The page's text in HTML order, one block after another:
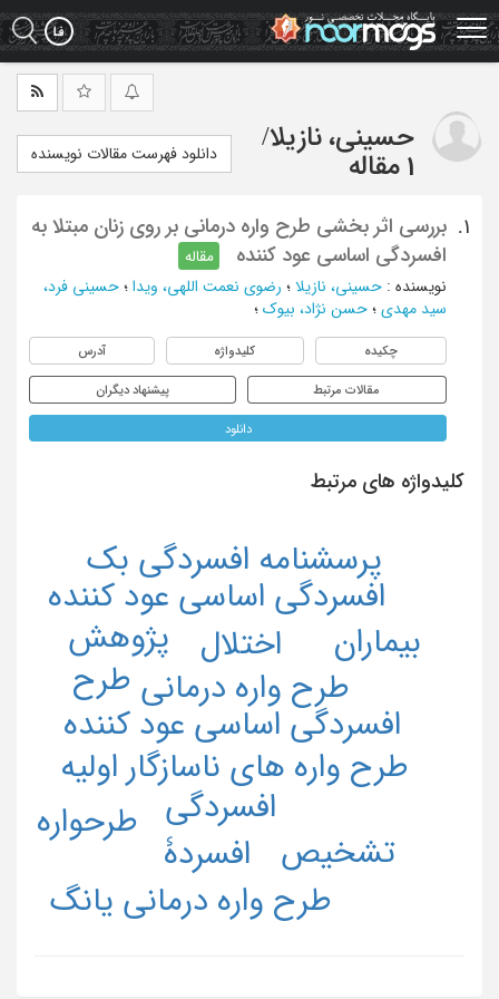
Skip
to
main
حسینی، نازیلا/
1 مقاله
دانلود فهرست مقالات نویسنده
1.
بررسی اثر بخشی طرح واره درمانی بر روی زنان مبتلا به
افسردگی اساسی عود کننده
مقاله
نویسنده : حسینی، نازیلا ؛ رضوی نعمت اللهی، ویدا ؛ حسینی فرد،
سید مهدی ؛ حسن نژاد، بیوک ؛
چکیده کلیدواژه آدرس
مقالات مرتبط پیشنهاد دیگران
دانلود
کلیدواژه های مرتبط
افسردگی اساسی عود کننده
طرح واره درمانی
طرح واره های ناسازگار اولیه
اختلال
افسردگی
افسردگی اساسی عود کننده
افسردۀ
بیماران
پرسشنامه افسردگی بک
پژوهش
تشخیص
طرح
طرح واره درمانی یانگ
طرحواره